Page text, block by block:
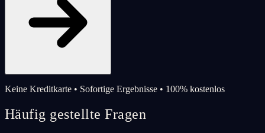
Keine Kreditkarte • Sofortige Ergebnisse • 100% kostenlos
Häufig gestellte Fragen